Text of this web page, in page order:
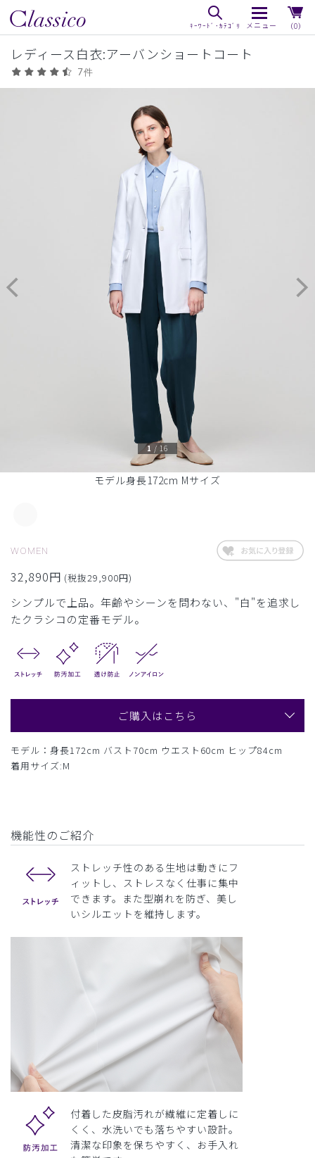
（0）
レディース白衣:アーバンショートコート
7件
モデル身長172cm Mサイズ
1 / 16
WOMEN
32,890円 (税抜29,900円)
シンプルで上品。年齢やシーンを問わない、"白"を追求し
たクラシコの定番モデル。
ご購入はこちら
モデル：身長172cm バスト70cm ウエスト60cm ヒップ84cm
着用サイズ:M
機能性のご紹介
ストレッチ性のある生地は動きにフ
ィットし、ストレスなく仕事に集中
できます。また型崩れを防ぎ、美し
いシルエットを維持します。
付着した皮脂汚れが繊維に定着しに
くく、水洗いでも落ちやすい設計。
清潔な印象を保ちやすく、お手入れ